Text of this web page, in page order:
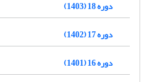
دوره 18 (1403)
دوره 17 (1402)
دوره 16 (1401)